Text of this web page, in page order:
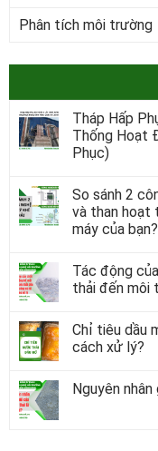
Phân tích môi trường
Tháp Hấp
Thống Hoạt
Phục)
So sánh 2
và than hoạt
máy của bạn?
Tác động
thải đến môi
Chỉ tiêu dầu
cách xử lý?
Nguyên